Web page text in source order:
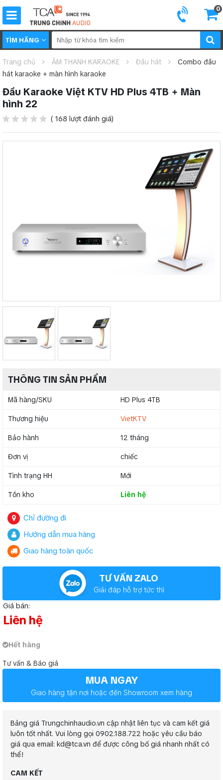
0
TÌM HÃNG
Trang chủ ÂM THANH KARAOKE Đầu hát
Combo đầu
hát karaoke + màn hình karaoke
Đầu Karaoke Việt KTV HD Plus 4TB + Màn
hình 22
( 168 lượt đánh giá)
THÔNG TIN SẢN PHẨM
Mã hàng/SKU HD Plus 4TB
Thương hiệu VietKTV
Bảo hành 12 tháng
Đơn vị chiếc
Tình trạng HH Mới
Tồn kho Liên hệ
Chỉ đường đi
Hướng dẫn mua hàng
Giao hàng toàn quốc
TƯ VẤN ZALO
Giải đáp hỗ trợ tức thì
Giá bán:
Liên hệ
Hết hàng
Tư vấn & Báo giá
MUA NGAY
Giao hàng tận nơi hoặc đến Showroom xem hàng
Bảng giá Trungchinhaudio.vn cập nhật liên tục và cam kết giá
luôn tốt nhất. Vui lòng gọi 0902.188.722 hoặc yêu cầu báo
giá qua email: kd@tca.vn để được công bố giá nhanh nhất có
thể!
CAM KẾT